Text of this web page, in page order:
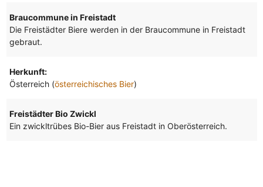
Braucommune in Freistadt
Die Freistädter Biere werden in der Braucommune in Freistadt
gebraut.
Herkunft:
Österreich (österreichisches Bier)
Freistädter Bio Zwickl
Ein zwickltrübes Bio-Bier aus Freistadt in Oberösterreich.